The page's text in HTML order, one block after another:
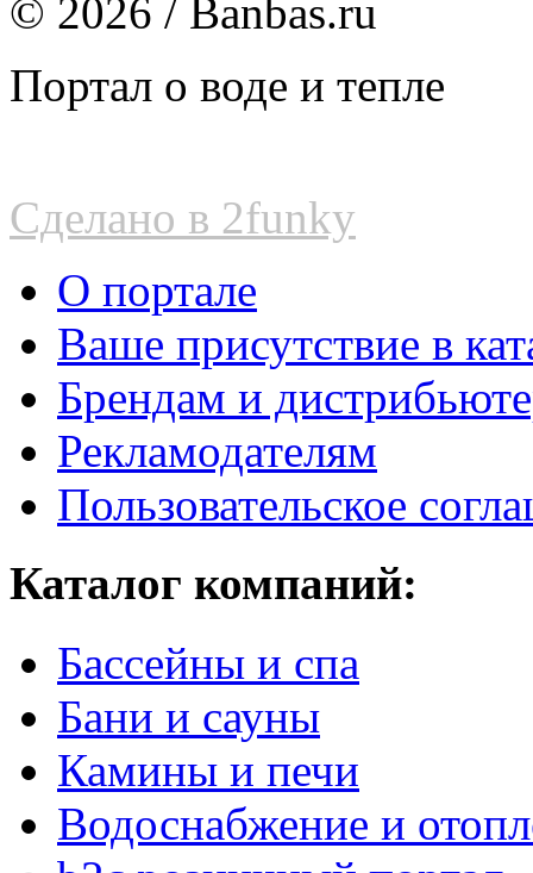
© 2026 / Banbas.ru
Портал о воде и тепле
Сделано в 2funky
О портале
Ваше присутствие в
Брендам и
Рекламодателям
Пользовательское
Каталог компаний:
Бассейны и спа
Бани и сауны
Камины и печи
Водоснабжение и